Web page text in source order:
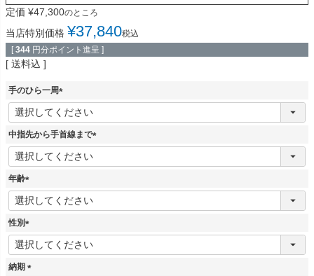
定価 ¥47,300のところ
当店特別価格 ¥37,840税込
[ 344 円分ポイント進呈 ]
送料込
手のひら一周
(
必
須
中指先から手首線まで
(
年齢
(
必
須
性別
(
必
須
納期